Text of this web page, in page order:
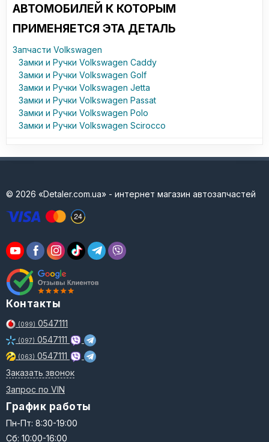
АВТОМОБИЛЕЙ К КОТОРЫМ
ПРИМЕНЯЕТСЯ ЭТА ДЕТАЛЬ
Запчасти Volkswagen
Замки и Ручки Volkswagen Caddy
Замки и Ручки Volkswagen Golf
Замки и Ручки Volkswagen Jetta
Замки и Ручки Volkswagen Passat
Замки и Ручки Volkswagen Polo
Замки и Ручки Volkswagen Scirocco
© 2026 «Detaler.com.ua» - интернет магазин автозапчастей
Контакты
(099) 0547111
(097) 0547111
(063) 0547111
Заказать звонок
Запрос по VIN
График работы
Пн-Пт: 8:30-19:00
Сб: 10:00-16:00